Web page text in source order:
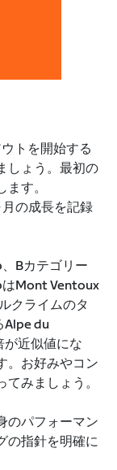
トを開始する
しょう。最初の
す。
の成長を記録
Bカテゴリー
Mont Ventoux
クライムのタ
Alpe du
が近似値にな
。お好みやコン
みましょう。
のパフォーマン
の指針を明確に